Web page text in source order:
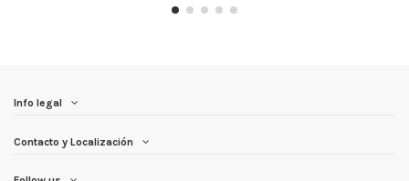
Info legal
Contacto y Localización